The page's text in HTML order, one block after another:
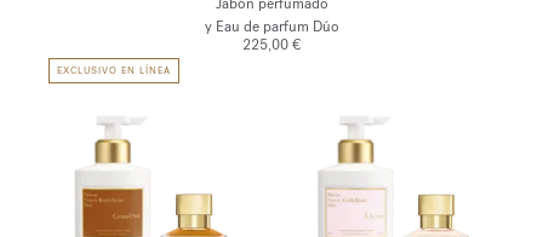
y Eau de parfum Dúo
225,00 €
EXCLUSIVO EN LÍNEA